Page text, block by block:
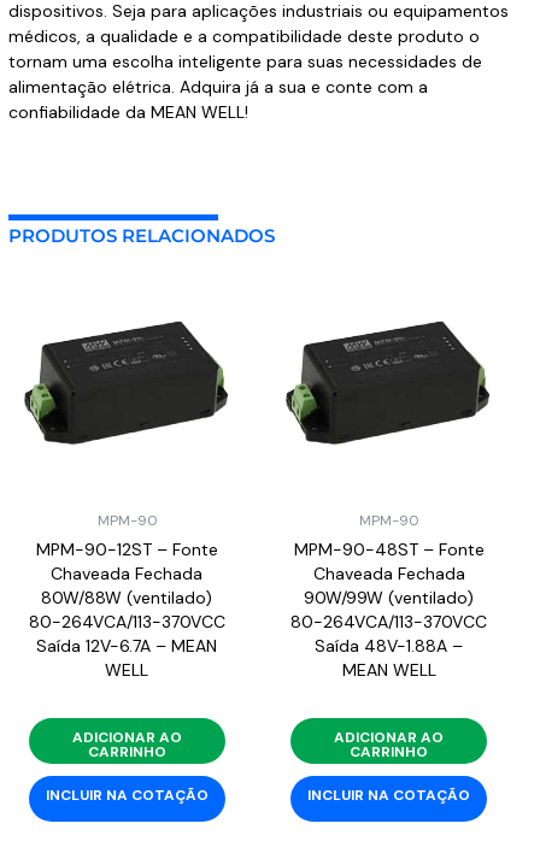
dispositivos. Seja para aplicações industriais ou equipamentos
médicos, a qualidade e a compatibilidade deste produto o
tornam uma escolha inteligente para suas necessidades de
alimentação elétrica. Adquira já a sua e conte com a
confiabilidade da MEAN WELL!
PRODUTOS RELACIONADOS
MPM-90
MPM-90-12ST – Fonte
Chaveada Fechada
80W/88W (ventilado)
80-264VCA/113-370VCC
Saída 12V-6.7A – MEAN
WELL
ADICIONAR AO
CARRINHO
INCLUIR NA COTAÇÃO
MPM-90
MPM-90-48ST – Fonte
Chaveada Fechada
90W/99W (ventilado)
80-264VCA/113-370VCC
Saída 48V-1.88A –
MEAN WELL
ADICIONAR AO
CARRINHO
INCLUIR NA COTAÇÃO